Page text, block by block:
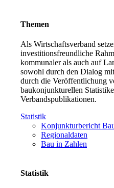
Themen
Als Wirtschaftsverband
investitionsfreundliche
kommunaler als auch auf
sowohl durch den Dialog
durch die Veröffentlichung
baukonjunkturellen
Verbandspublikationen.
Statistik
Konjunkturbericht
Regionaldaten
Bau in Zahlen
Statistik